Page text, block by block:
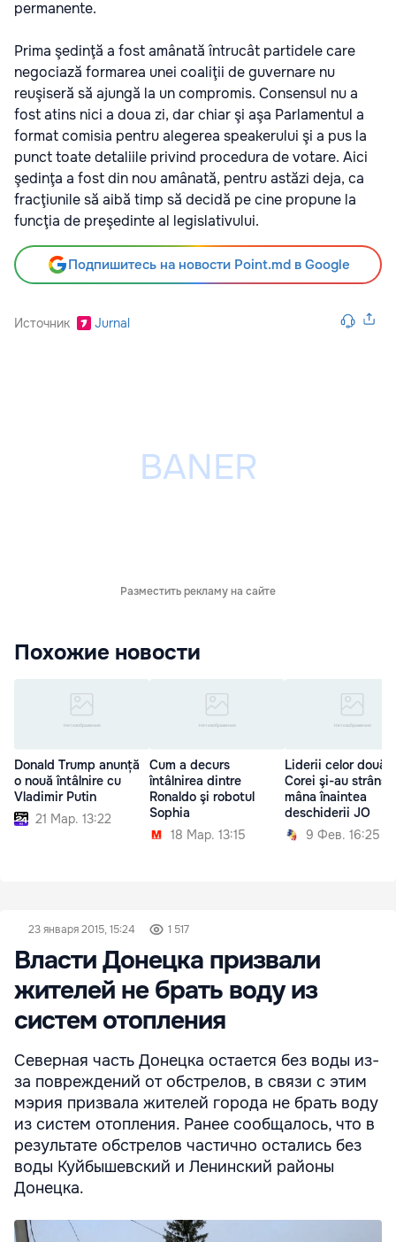
permanente.
Prima şedinţă a fost amânată întrucât partidele care
negociază formarea unei coaliţii de guvernare nu
reuşiseră să ajungă la un compromis. Consensul nu a
fost atins nici a doua zi, dar chiar şi aşa Parlamentul a
format comisia pentru alegerea speakerului şi a pus la
punct toate detaliile privind procedura de votare. Aici
şedinţa a fost din nou amânată, pentru astăzi deja, ca
fracţiunile să aibă timp să decidă pe cine propune la
funcţia de preşedinte al legislativului.
Подпишитесь на новости Point.md в Google
Источник Jurnal
Разместить рекламу на сайте
Похожие новости
Donald Trump anunță
o nouă întâlnire cu
Vladimir Putin
21 Мар. 13:22
Cum a decurs
întâlnirea dintre
Ronaldo şi robotul
Sophia
18 Мар. 13:15
Liderii celor două
Corei şi-au strâns
mâna înaintea
deschiderii JO
9 Фев. 16:25
23 января 2015, 15:24 1 517
Власти Донецка призвали
жителей не брать воду из
систем отопления
Северная часть Донецка остается без воды из-
за повреждений от обстрелов, в связи с этим
мэрия призвала жителей города не брать воду
из систем отопления. Ранее сообщалось, что в
результате обстрелов частично остались без
воды Куйбышевский и Ленинский районы
Донецка.